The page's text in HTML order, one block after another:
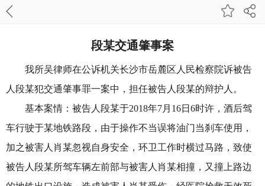
段某交通肇事案
我所吴律师在公诉机关长沙市岳麓区人民检察院诉被告
人段某犯交通肇事罪一案中，担任被告人段某的辩护人。
基本案情：被告人段某于2018年7月16日6时许，酒后驾
车行驶于某地铁路段，由于操作不当误将油门当刹车使用，
加之被害人肖某忽视自身安全，环卫工作时横过马路，致使
被告人段某所驾车辆左前部与被害人肖某相撞，又撞上路边